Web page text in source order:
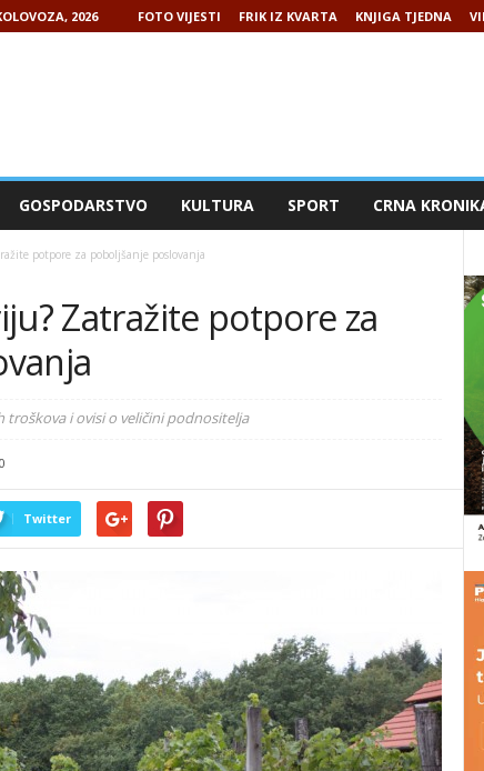
2026 FOTO VIJESTI FRIK IZ KVARTA KNJIGA TJEDNA
GOSPODARSTVO KULTURA SPORT CRNA
potpore za poboljšanje poslovanja
Zatražite potpore za
i ovisi o veličini podnositelja
Twitter